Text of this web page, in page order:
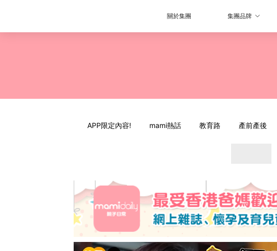
關於集團 集團品牌
APP限定內容! mami熱話 教育路 產前產後